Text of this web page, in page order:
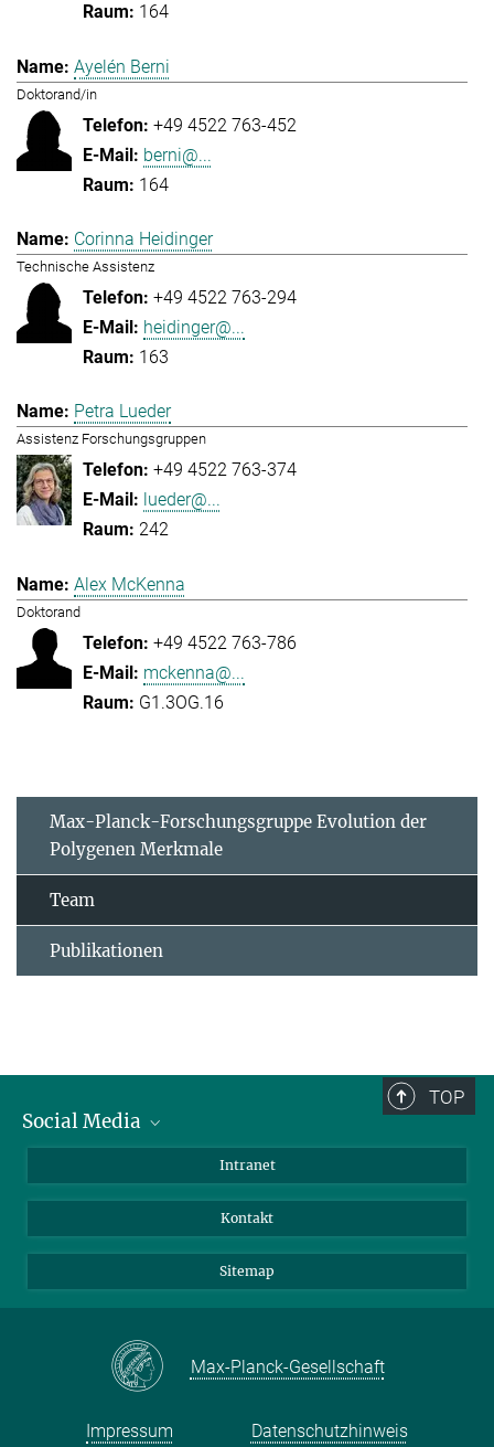
164
Ayelén Berni
Doktorand/in
+49 4522 763-452
berni@...
164
Corinna Heidinger
Technische Assistenz
+49 4522 763-294
heidinger@...
163
Petra Lueder
Assistenz Forschungsgruppen
+49 4522 763-374
lueder@...
242
Alex McKenna
Doktorand
+49 4522 763-786
mckenna@...
G1.3OG.16
Max-Planck-Forschungsgruppe Evolution der
Polygenen Merkmale
Team
Publikationen
TOP
Social Media
Intranet
Kontakt
Sitemap
Max-Planck-Gesellschaft
Impressum Datenschutzhinweis